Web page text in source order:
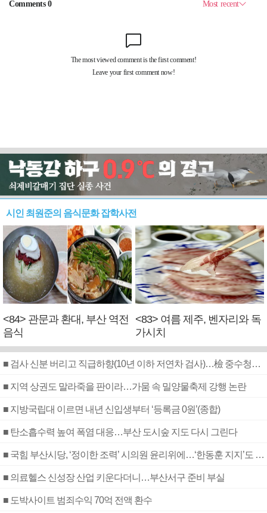
시인 최원준의 음식문화 잡학사전
<84> 관문과 환대, 부산 역전
음식
<83> 여름 제주, 벤자리와 독
가시치
■ 검사 신분 버리고 직급하향(10년 이하 저연차 검사)…檢 중수청행 기피
■ 지역 상권도 말라죽을 판이라…가뭄 속 밀양물축제 강행 논란
■ 지방국립대 이르면 내년 신입생부터 ‘등록금 0원’(종합)
■ 탄소흡수력 높여 폭염 대응…부산 도시숲 지도 다시 그린다
■ 국힘 부산시당, ‘정이한 조력’ 시의원 윤리위에…‘한동훈 지지’도 신고접수
■ 의료헬스 신성장 산업 키운다더니…부산서구 준비 부실
■ 도박사이트 범죄수익 70억 전액 환수